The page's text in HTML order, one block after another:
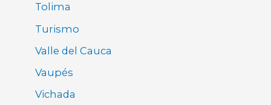
Tolima
Turismo
Valle del Cauca
Vaupés
Vichada